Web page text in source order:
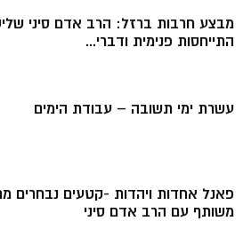
מבצע חרבות ברזל: הרב אדם סיני
התייחסות פנימית ודברי...
עשרת ימי תשובה – עבודת הימים
פאנל אחדות ויהדות -קטעים נבחרים
משותף עם הרב אדם סיני